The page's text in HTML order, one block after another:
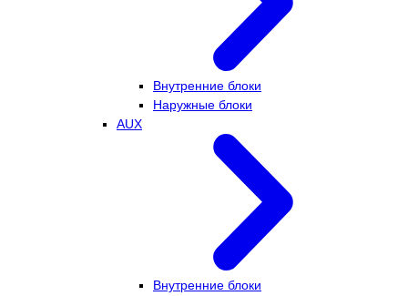
Внутренние блоки
Наружные блоки
AUX
Внутренние блоки